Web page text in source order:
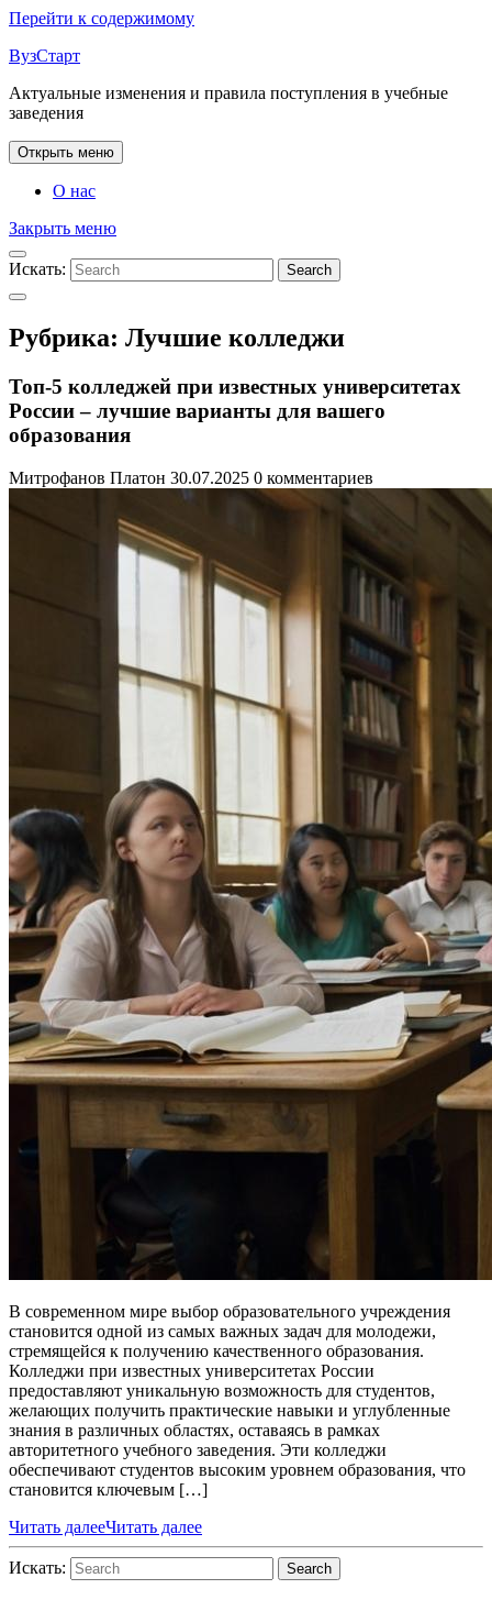
Перейти к содержимому
ВузСтарт
Актуальные изменения и правила поступления в учебные
заведения
Открыть меню
О нас
Закрыть меню
Искать: Search
Рубрика: Лучшие колледжи
Топ-5 колледжей при известных университетах
России – лучшие варианты для вашего
образования
Митрофанов Платон 30.07.2025 0 комментариев
В современном мире выбор образовательного учреждения
становится одной из самых важных задач для молодежи,
стремящейся к получению качественного образования.
Колледжи при известных университетах России
предоставляют уникальную возможность для студентов,
желающих получить практические навыки и углубленные
знания в различных областях, оставаясь в рамках
авторитетного учебного заведения. Эти колледжи
обеспечивают студентов высоким уровнем образования, что
становится ключевым […]
Читать далееЧитать далее
Искать: Search